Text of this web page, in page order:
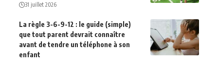
31 juillet 2026
La règle 3-6-9-12 : le guide (simple)
que tout parent devrait connaître
avant de tendre un téléphone à son
enfant